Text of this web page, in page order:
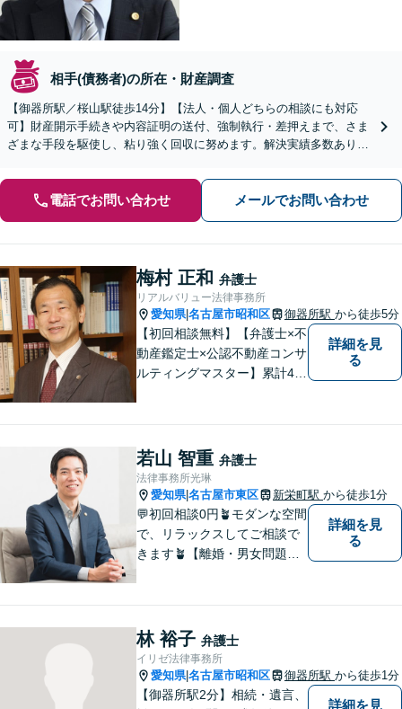
相手(債務者)の所在・財産調査
【御器所駅／桜山駅徒歩14分】【法人・個人どちらの相談にも対応
可】財産開示手続きや内容証明の送付、強制執行・差押えまで、さま
ざまな手段を駆使し、粘り強く回収に努めます。解決実績多数あり。
電話でお問い合わせ メールでお問い合わせ
梅村 正和 弁護士
リアルバリュー法律事務所
愛知県|名古屋市昭和区 御器所駅 から徒歩5分
【初回相談無料】【弁護士×不
動産鑑定士×公認不動産コンサ
ルティングマスター】累計40
多数】【政府系金融機関勤務
経験あり】不動産トラブル／
不動産を含む相続／債権回収
など
詳細を見
る
若山 智重 弁護士
法律事務所光琳
愛知県|名古屋市東区 新栄町駅 から徒歩1分
💬初回相談0円🪴モダンな空間
で、リラックスしてご相談で
きます🪴【離婚・男女問題】
ご相談ください。明るい未来
に向け一緒に歩んでいきまし
ょう【相続の相談にも対応】
詳細を見
る
林 裕子 弁護士
イリゼ法律事務所
愛知県|名古屋市昭和区 御器所駅 から徒歩1分
【御器所駅2分】相続・遺言、
詳細を見